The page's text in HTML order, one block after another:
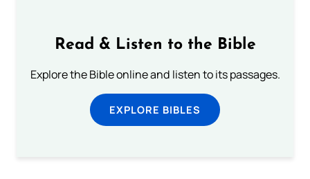
Read & Listen to the Bible
Explore the Bible online and listen to its passages.
EXPLORE BIBLES